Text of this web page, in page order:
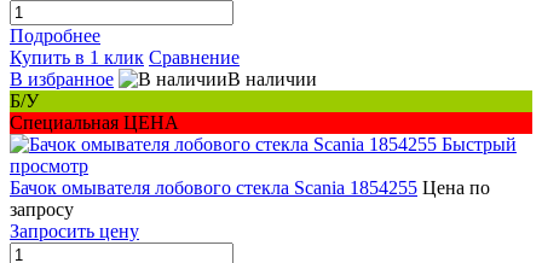
Подробнее
Купить в 1 клик Сравнение
В избранное
В наличии
Б/У
Специальная ЦЕНА
Быстрый
просмотр
Бачок омывателя лобового стекла Scania 1854255 Цена по
запросу
Запросить цену